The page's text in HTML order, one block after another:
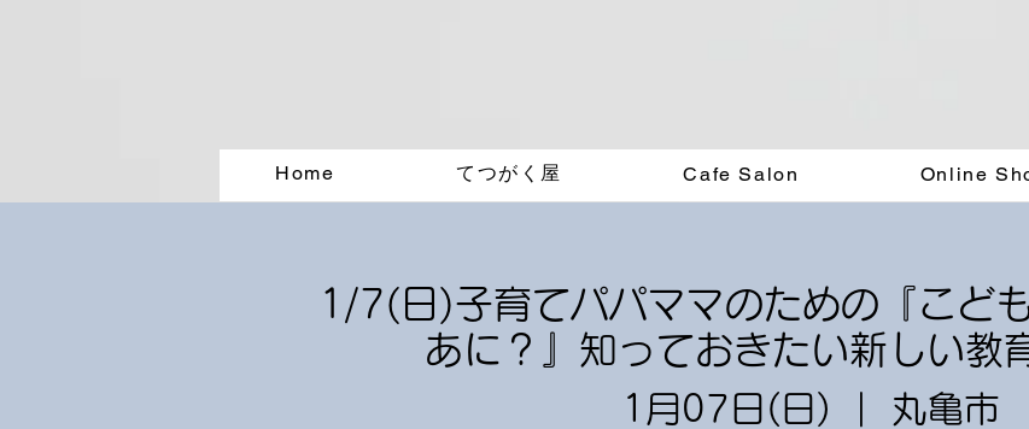
Home てつがく屋 Cafe Salon Online
1/7(日)子育てパパママのための『こど
あに？』知っておきたい新しい教
1月07日(日) 丸亀市